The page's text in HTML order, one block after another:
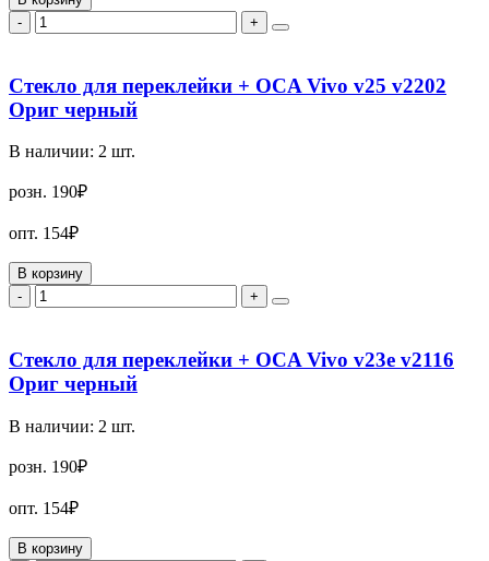
-
+
Стекло для переклейки + OCA Vivo v25 v2202
Ориг черный
В наличии: 2 шт.
розн. 190₽
опт. 154₽
В корзину
-
+
Стекло для переклейки + OCA Vivo v23e v2116
Ориг черный
В наличии: 2 шт.
розн. 190₽
опт. 154₽
В корзину